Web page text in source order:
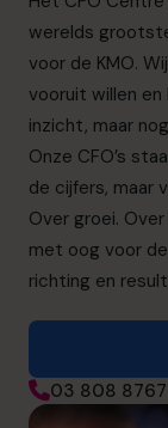
werelds
voor de KMO.
vooruit willen
inzicht, maar
Onze CFO’s
de cijfers, maar
Over groei.
met oog voor
richting en
03 808 8767